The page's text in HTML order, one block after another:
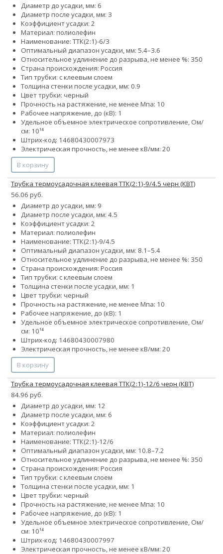
Диаметр до усадки, мм: 6
Диаметр после усадки, мм: 3
Коэффициент усадки: 2
Материал: полиолефин
Наименование: ТТК(2:1)-6/3
Оптимальный диапазон усадки, мм: 5.4–3.6
Относительное удлинение до разрыва, не менее %: 350
Страна происхождения: Россия
Тип трубки: с клеевым слоем
Толщина стенки после усадки, мм: 0.9
Цвет трубки: черный
Прочность на растяжение, не менее Мпа: 10
Рабочее напряжение, до (кВ): 1
Удельное объемное электрическое сопротивление, Ом/
см: 10¹⁴
Штрих-код: 14680430007973
Электрическая прочность, не менее кВ/мм: 20
В корзину
Трубка термоусадочная клеевая ТТК(2:1)-9/4.5 черн (КВТ)
56.06 руб.
Диаметр до усадки, мм: 9
Диаметр после усадки, мм: 4.5
Коэффициент усадки: 2
Материал: полиолефин
Наименование: ТТК(2:1)-9/4.5
Оптимальный диапазон усадки, мм: 8.1–5.4
Относительное удлинение до разрыва, не менее %: 350
Страна происхождения: Россия
Тип трубки: с клеевым слоем
Толщина стенки после усадки, мм: 1
Цвет трубки: черный
Прочность на растяжение, не менее Мпа: 10
Рабочее напряжение, до (кВ): 1
Удельное объемное электрическое сопротивление, Ом/
см: 10¹⁴
Штрих-код: 14680430007980
Электрическая прочность, не менее кВ/мм: 20
В корзину
Трубка термоусадочная клеевая ТТК(2:1)-12/6 черн (КВТ)
84.96 руб.
Диаметр до усадки, мм: 12
Диаметр после усадки, мм: 6
Коэффициент усадки: 2
Материал: полиолефин
Наименование: ТТК(2:1)-12/6
Оптимальный диапазон усадки, мм: 10.8–7.2
Относительное удлинение до разрыва, не менее %: 350
Страна происхождения: Россия
Тип трубки: с клеевым слоем
Толщина стенки после усадки, мм: 1
Цвет трубки: черный
Прочность на растяжение, не менее Мпа: 10
Рабочее напряжение, до (кВ): 1
Удельное объемное электрическое сопротивление, Ом/
см: 10¹⁴
Штрих-код: 14680430007997
Электрическая прочность, не менее кВ/мм: 20